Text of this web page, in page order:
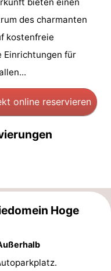
bieten einen
des charmanten
kostenfreie
Einrichtungen für
online reservieren
Hoge